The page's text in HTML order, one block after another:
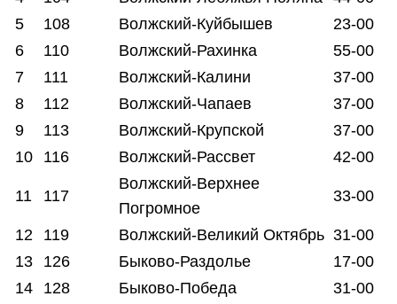
5
108 Волжский-Куйбышев
23-00
6
110 Волжский-Рахинка
55-00
7
111 Волжский-Калини
37-00
8
112 Волжский-Чапаев
37-00
9
113 Волжский-Крупской
37-00
10
116 Волжский-Рассвет 42-00
11 117
Волжский-Верхнее
Погромное
33-00
12 119 Волжский-Великий Октябрь 31-00
13
126 Быково-Раздолье
17-00
14
128 Быково-Победа 31-00